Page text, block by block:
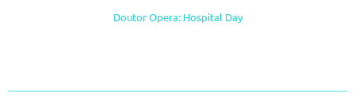
Doutor Opera: Hospital Day